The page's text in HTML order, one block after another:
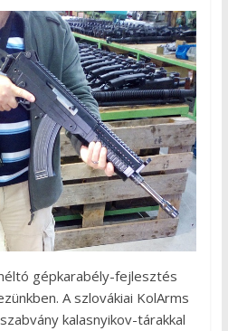
gépkarabély-fejlesztés
A szlovákiai KolArms
kalasnyikov-tárakkal